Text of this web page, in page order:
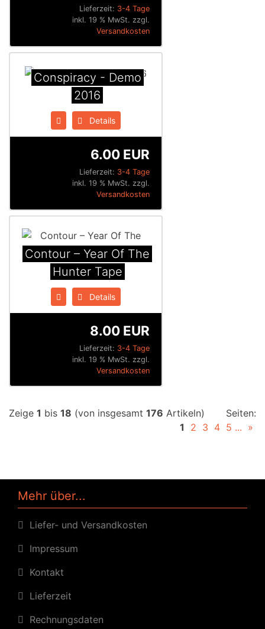
Lieferzeit: 3-4 Tage
inkl. 19 % MwSt. zzgl.
Versandkosten
Conspiracy - Demo
2016
Details
Lieferzeit: 3-4 Tage
6.00 EUR
inkl. 19 % MwSt. zzgl.
Versandkosten
Contour ‎– Year Of The
Hunter Tape
Details
Lieferzeit: 3-4 Tage
8.00 EUR
inkl. 19 % MwSt. zzgl.
Versandkosten
Zeige 1 bis 18 (von insgesamt 176 Artikeln)
Seiten:
1
2 3 4 5 ... »
Mehr über...
Liefer- und Versandkosten
Impressum
Kontakt
Lieferzeit
Rechnungsdaten